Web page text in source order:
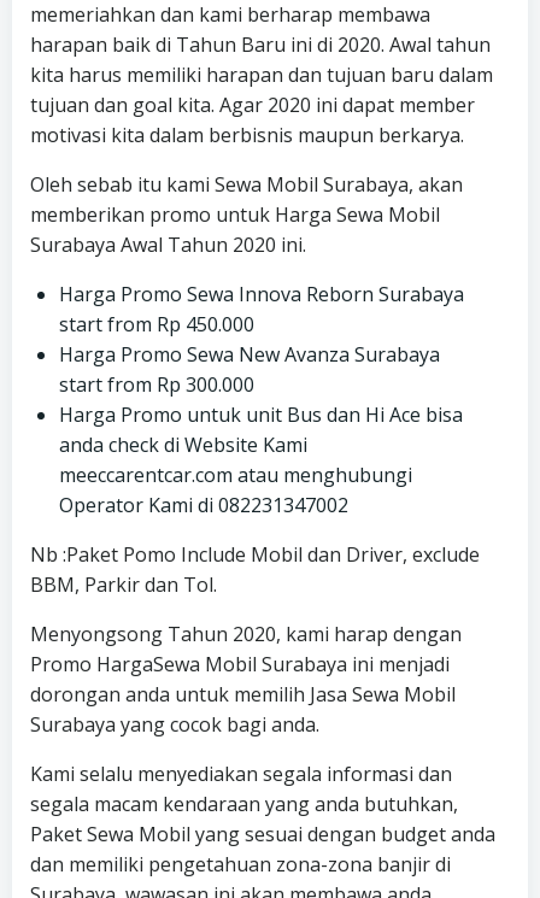
memeriahkan dan kami berharap membawa
harapan baik di Tahun Baru ini di 2020. Awal tahun
kita harus memiliki harapan dan tujuan baru dalam
tujuan dan goal kita. Agar 2020 ini dapat member
motivasi kita dalam berbisnis maupun berkarya.
Oleh sebab itu kami Sewa Mobil Surabaya, akan
memberikan promo untuk Harga Sewa Mobil
Surabaya Awal Tahun 2020 ini.
Harga Promo Sewa Innova Reborn Surabaya
start from Rp 450.000
Harga Promo Sewa New Avanza Surabaya
start from Rp 300.000
Harga Promo untuk unit Bus dan Hi Ace bisa
anda check di Website Kami
meeccarentcar.com atau menghubungi
Operator Kami di 082231347002
Nb :Paket Pomo Include Mobil dan Driver, exclude
BBM, Parkir dan Tol.
Menyongsong Tahun 2020, kami harap dengan
Promo HargaSewa Mobil Surabaya ini menjadi
dorongan anda untuk memilih Jasa Sewa Mobil
Surabaya yang cocok bagi anda.
Kami selalu menyediakan segala informasi dan
segala macam kendaraan yang anda butuhkan,
Paket Sewa Mobil yang sesuai dengan budget anda
dan memiliki pengetahuan zona-zona banjir di